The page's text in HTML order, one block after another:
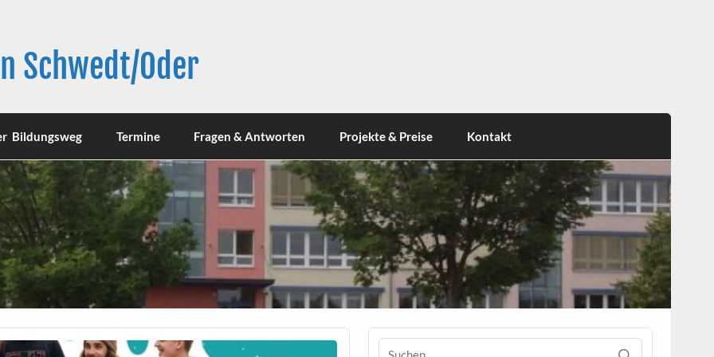
Schwedt/Oder
Bildungsweg Termine Fragen & Antworten Projekte & Preise Kontakt